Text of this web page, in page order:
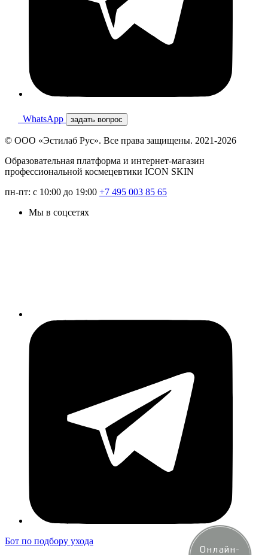
WhatsApp задать вопрос
© ООО «Эстилаб Рус». Все права защищены. 2021-2026
Образовательная платформа и интернет-магазин
профессиональной космецевтики ICON SKIN
пн-пт: с 10:00 до 19:00 +7 495 003 85 65
Мы в соцсетях
Онлайн-
Бот по подбору ухода